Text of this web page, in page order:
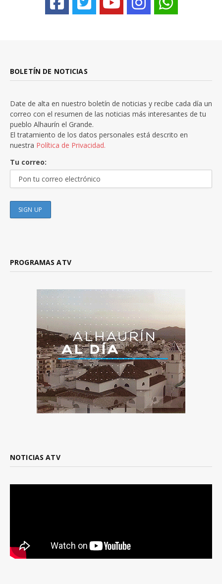
BOLETÍN DE NOTICIAS
Date de alta en nuestro boletín de noticias y recibe cada día un
correo con el resumen de las noticias más interesantes de tu
pueblo Alhaurín el Grande.
El tratamiento de los datos personales está descrito en
nuestra Política de Privacidad.
Tu correo:
PROGRAMAS ATV
NOTICIAS ATV